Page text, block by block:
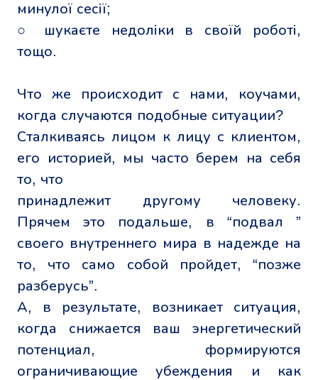
минулої сесії;
○ шукаєте недоліки в своїй роботі,
тощо.
Что же происходит с нами, коучами,
когда случаются подобные ситуации?
Сталкиваясь лицом к лицу с клиентом,
его историей, мы часто берем на себя
то, что
принадлежит другому человеку.
Прячем это подальше, в “подвал ”
своего внутреннего мира в надежде на
то, что само собой пройдет, “позже
разберусь”.
А, в результате, возникает ситуация,
когда снижается ваш энергетический
потенциал, формируются
ограничивающие убеждения и как